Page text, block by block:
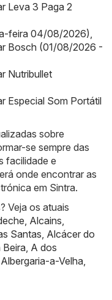
Leva 3 Paga 2
feira 04/08/2026),
Bosch (01/08/2026 -
Nutribullet
Especial Som Portátil
sobre
se sempre das
facilidade e
onde encontrar as
em Sintra.
Veja os atuais
, Alcains,
Santas, Alcácer do
Beira, A dos
Albergaria-a-Velha,